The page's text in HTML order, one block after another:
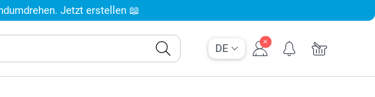
DE
Jetzt erstellen 📖